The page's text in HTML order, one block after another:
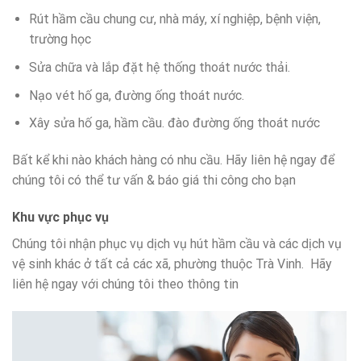
Rút hầm cầu chung cư, nhà máy, xí nghiệp, bệnh viện,
trường học
Sửa chữa và lắp đặt hệ thống thoát nước thải.
Nạo vét hố ga, đường ống thoát nước.
Xây sửa hố ga, hầm cầu. đào đường ống thoát nước
Bất kể khi nào khách hàng có nhu cầu. Hãy liên hệ ngay để
chúng tôi có thể tư vấn & báo giá thi công cho bạn
Khu vực phục vụ
Chúng tôi nhận phục vụ dịch vụ hút hầm cầu và các dịch vụ
vệ sinh khác ở tất cả các xã, phường thuộc Trà Vinh. Hãy
liên hệ ngay với chúng tôi theo thông tin